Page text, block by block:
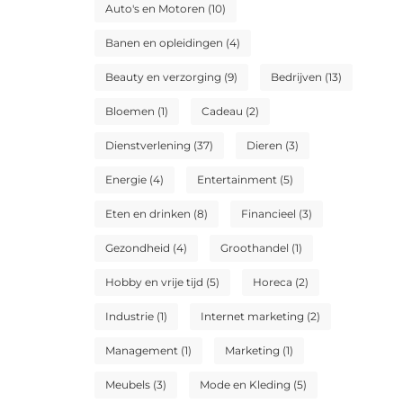
Auto's en Motoren (10)
Banen en opleidingen (4)
Beauty en verzorging (9) Bedrijven (13)
Bloemen (1) Cadeau (2)
Dienstverlening (37) Dieren (3)
Energie (4) Entertainment (5)
Eten en drinken (8) Financieel (3)
Gezondheid (4) Groothandel (1)
Hobby en vrije tijd (5) Horeca (2)
Industrie (1) Internet marketing (2)
Management (1) Marketing (1)
Meubels (3) Mode en Kleding (5)